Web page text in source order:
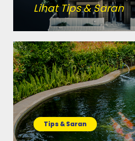
Lihat Tips & Saran
Tips & Saran